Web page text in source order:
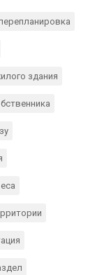
здания